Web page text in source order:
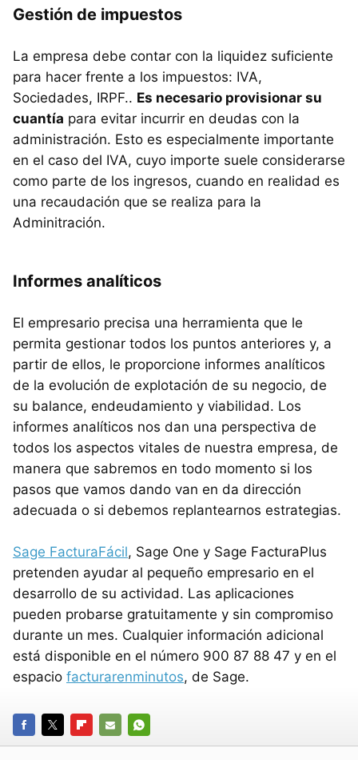
Gestión de impuestos
La empresa debe contar con la liquidez suficiente
para hacer frente a los impuestos: IVA,
Sociedades, IRPF.. Es necesario provisionar su
cuantía para evitar incurrir en deudas con la
administración. Esto es especialmente importante
en el caso del IVA, cuyo importe suele considerarse
como parte de los ingresos, cuando en realidad es
una recaudación que se realiza para la
Adminitración.
Informes analíticos
El empresario precisa una herramienta que le
permita gestionar todos los puntos anteriores y, a
partir de ellos, le proporcione informes analíticos
de la evolución de explotación de su negocio, de
su balance, endeudamiento y viabilidad. Los
informes analíticos nos dan una perspectiva de
todos los aspectos vitales de nuestra empresa, de
manera que sabremos en todo momento si los
pasos que vamos dando van en da dirección
adecuada o si debemos replantearnos estrategias.
Sage FacturaFácil, Sage One y Sage FacturaPlus
pretenden ayudar al pequeño empresario en el
desarrollo de su actividad. Las aplicaciones
pueden probarse gratuitamente y sin compromiso
durante un mes. Cualquier información adicional
está disponible en el número 900 87 88 47 y en el
espacio facturarenminutos, de Sage.
FACEBOOK
TWITTERFLIPBOARD
E-
WHATSAPP